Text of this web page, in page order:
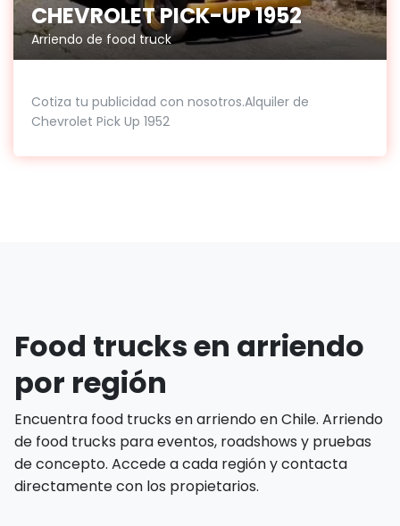
CHEVROLET PICK-UP 1952
Arriendo de food truck
Cotiza tu publicidad con nosotros.Alquiler de
Chevrolet Pick Up 1952
Food trucks en arriendo
por región
Encuentra food trucks en arriendo en Chile. Arriendo
de food trucks para eventos, roadshows y pruebas
de concepto. Accede a cada región y contacta
directamente con los propietarios.